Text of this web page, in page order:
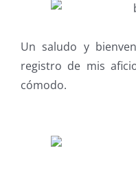
Un saludo y
registro de mis
cómodo.